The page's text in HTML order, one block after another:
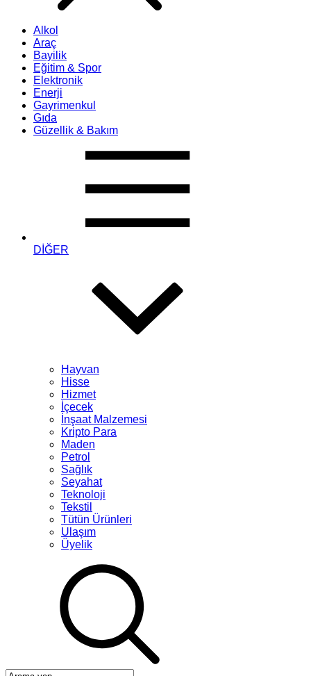
Alkol
Araç
Bayilik
Eğitim & Spor
Elektronik
Enerji
Gayrimenkul
Gıda
Güzellik & Bakım
DİĞER
Hayvan
Hisse
Hizmet
İçecek
İnşaat Malzemesi
Kripto Para
Maden
Petrol
Sağlık
Seyahat
Teknoloji
Tekstil
Tütün Ürünleri
Ulaşım
Üyelik